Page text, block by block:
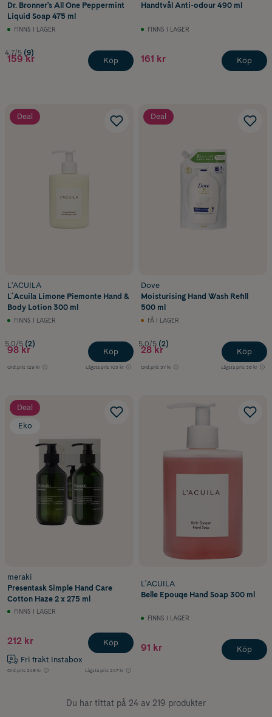
Dr. Bronner's All One Peppermint
Liquid Soap 475 ml
FINNS I LAGER
4.7/5 (9)
159 kr Köp
Handtvål Anti-odour 490 ml
FINNS I LAGER
161 kr Köp
Deal
L'ACUILA
L´Acuila Limone Piemonte Hand &
Body Lotion 300 ml
FINNS I LAGER
5.0/5 (2)
98 kr
Ord.pris 129 kr Lägsta pris 103 kr
Köp
Deal
Dove
Moisturising Hand Wash Refill
500 ml
FÅ I LAGER
5.0/5 (2)
28 kr
Ord.pris 37 kr Lägsta pris 36 kr
Köp
Deal
Eko
meraki
Presentask Simple Hand Care
Cotton Haze 2 x 275 ml
FINNS I LAGER
212 kr
Fri frakt Instabox
Ord.pris 249 kr Lägsta pris 247 kr
Köp
L'ACUILA
Belle Epouqe Hand Soap 300 ml
FINNS I LAGER
91 kr Köp
Du har tittat på 24 av 219 produkter